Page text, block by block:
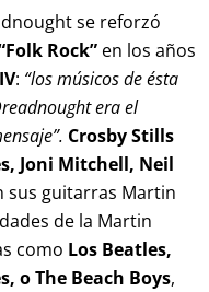
se reforzó
Rock” en los años
: “los músicos de ésta
era el
Crosby Stills
Joni Mitchell, Neil
sus guitarras Martin
de la Martin
como Los Beatles,
o The Beach Boys,